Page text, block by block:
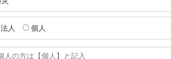
法人 個人